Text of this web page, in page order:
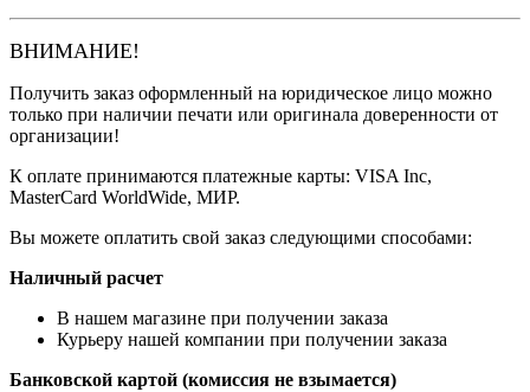
ВНИМАНИЕ!
Получить заказ оформленный на юридическое лицо можно
только при наличии печати или оригинала доверенности от
организации!
К оплате принимаются платежные карты: VISA Inc,
MasterCard WorldWide, МИР.
Вы можете оплатить свой заказ следующими способами:
Наличный расчет
В нашем магазине при получении заказа
Курьеру нашей компании при получении заказа
Банковской картой (комиссия не взымается)